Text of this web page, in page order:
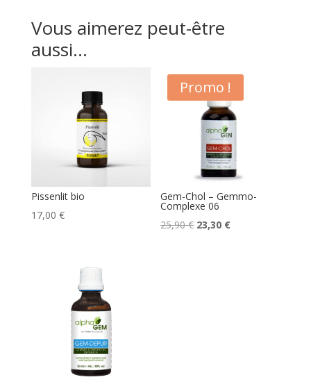
Vous aimerez peut-être
aussi…
Pissenlit bio
17,00 €
Promo !
Gem-Chol – Gemmo-
Complexe 06
25,90€ Le
23,30 €Le